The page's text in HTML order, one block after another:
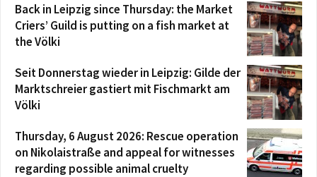
Back in Leipzig since Thursday: the Market
Criers’ Guild is putting on a fish market at
the Völki
Seit Donnerstag wieder in Leipzig: Gilde der
Marktschreier gastiert mit Fischmarkt am
Völki
Thursday, 6 August 2026: Rescue operation
on Nikolaistraße and appeal for witnesses
regarding possible animal cruelty